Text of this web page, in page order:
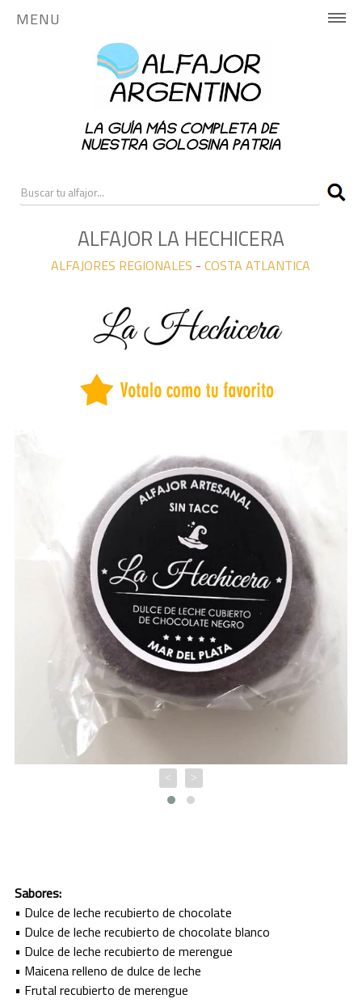
MENU
PUBLICA AQUÍ
NOTICIAS
CONTACTO
ALFAJORES NACIONALES
ALFAJORES REGIONALES
BUENOS AIRES
CORDOBA
CORRIENTES
COSTA ATLANTICA
ENTRE RÍOS
FORMOSA
JUJUY
MISIONES
NEUQUEN
SALTA
LA GUÍA MÁS COMPLETA DE
NUESTRA GOLOSINA PATRIA
ALFAJOR LA HECHICERA
ALFAJORES REGIONALES -COSTA ATLANTICA
< >
Sabores:
• Dulce de leche recubierto de chocolate
• Dulce de leche recubierto de chocolate blanco
• Dulce de leche recubierto de merengue
• Maicena relleno de dulce de leche
• Frutal recubierto de merengue